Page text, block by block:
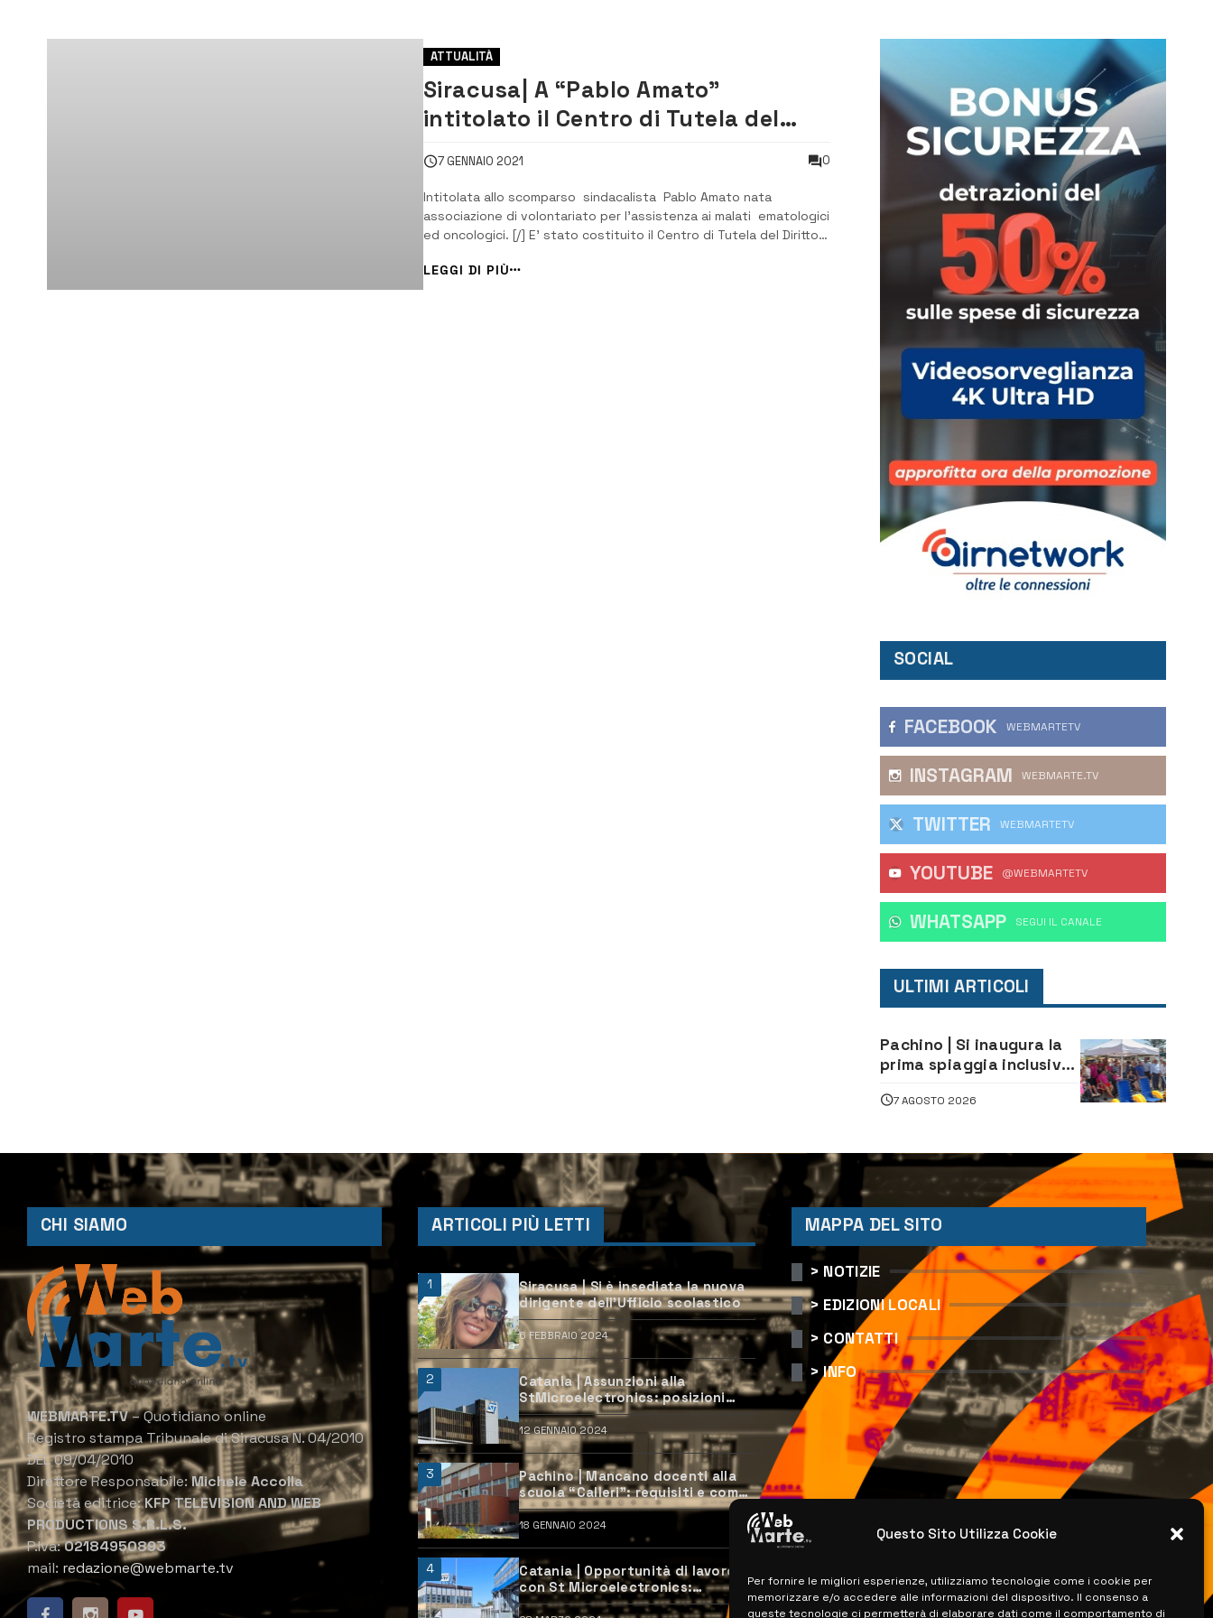
Questo Sito Utilizza Cookie
Per fornire le migliori esperienze, utilizziamo tecnologie come i cookie per
memorizzare e/o accedere alle informazioni del dispositivo. Il consenso a
queste tecnologie ci permetterà di elaborare dati come il comportamento di
ATTUALITÀ
Siracusa| A “Pablo Amato”
intitolato il Centro di Tutela del
Diritto alla Salute ammalati
ematologici ed oncologici
7 GENNAIO 2021 0
Intitolata allo scomparso sindacalista Pablo Amato nata
associazione di volontariato per l’assistenza ai malati ematologici
ed oncologici. [/] E’ stato costituito il Centro di Tutela del Diritto
quale organizzazione di volontariato ed ente del terzo settore
chiamato a fornir...
LEGGI DI PIÙ
SOCIAL
FACEBOOK WEBMARTETV
INSTAGRAM WEBMARTE.TV
TWITTER WEBMARTETV
YOUTUBE @WEBMARTETV
WHATSAPP ‎SEGUI IL CANALE
ULTIMI ARTICOLI
Pachino | Si inaugura la
prima spiaggia inclusiva
assistenza e prevenzione
7 AGOSTO 2026
CHI SIAMO
WEBMARTE.TV– Quotidiano online
Registro stampa Tribunale di Siracusa N. 04/2010
DEL 09/04/2010
Direttore Responsabile:Michele Accolla
Società editrice:KFP TELEVISION AND WEB
PRODUCTIONS S.R.L.S.
P.Iva:02184950893
mail: redazione@webmarte.tv
ARTICOLI PIÙ LETTI
1
Siracusa | Si è insediata la nuova
dirigente dell’Ufficio scolastico
6 FEBBRAIO 2024
2
Catania | Assunzioni alla
StMicroelectronics: posizioni
aperte e come candidarsi
12 GENNAIO 2024
3
Pachino | Mancano docenti alla
scuola “Calleri”: requisiti e come
candidarsi
18 GENNAIO 2024
4
Catania | Opportunità di lavoro
con St Microelectronics:
centinaia di assunzioni previste
MAPPA DEL SITO
> NOTIZIE
> EDIZIONI LOCALI
> CONTATTI
> INFO